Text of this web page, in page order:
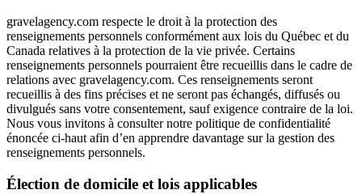
gravelagency.com respecte le droit à la protection des
renseignements personnels conformément aux lois du Québec et du
Canada relatives à la protection de la vie privée. Certains
renseignements personnels pourraient être recueillis dans le cadre de
relations avec gravelagency.com. Ces renseignements seront
recueillis à des fins précises et ne seront pas échangés, diffusés ou
divulgués sans votre consentement, sauf exigence contraire de la loi.
Nous vous invitons à consulter notre politique de confidentialité
énoncée ci-haut afin d’en apprendre davantage sur la gestion des
renseignements personnels.
Élection de domicile et lois applicables